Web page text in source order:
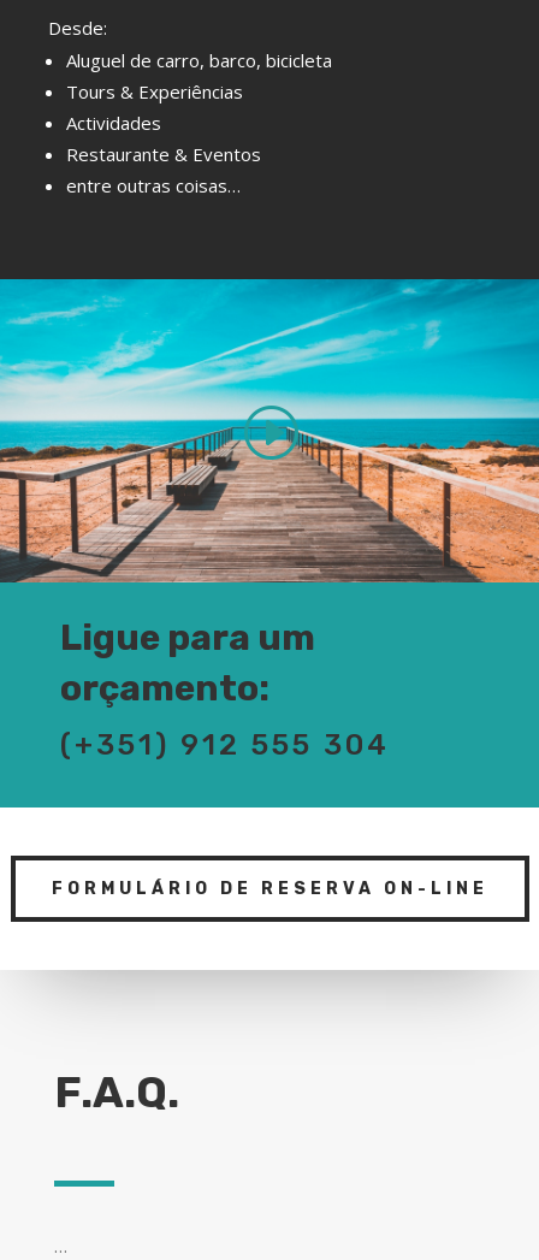
Desde:
Aluguel de carro, barco, bicicleta
Tours & Experiências
Actividades
Restaurante & Eventos
entre outras coisas…
Ligue para um
orçamento:
(+351) 912 555 304
FORMULÁRIO DE RESERVA ON-LINE
F.A.Q.
…